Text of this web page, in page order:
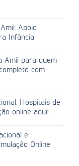
Apoio
Infância
Amil para quem
com
Hospitais de
online aqui!
e
Online